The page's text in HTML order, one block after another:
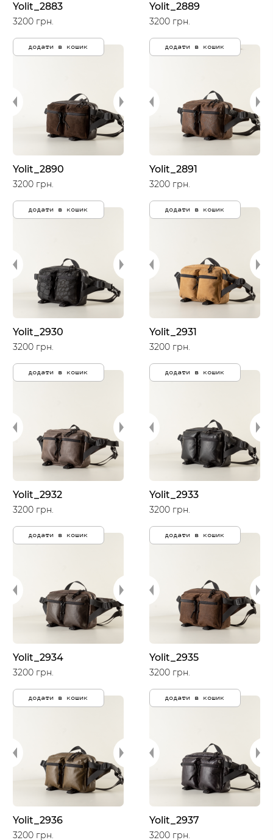
Yolit_2883
3200 грн.
додати в кошик
Yolit_2889
3200 грн.
додати в кошик
Yolit_2890
3200 грн.
додати в кошик
Yolit_2891
3200 грн.
додати в кошик
Yolit_2930
3200 грн.
додати в кошик
Yolit_2931
3200 грн.
додати в кошик
Yolit_2932
3200 грн.
додати в кошик
Yolit_2933
3200 грн.
додати в кошик
Yolit_2934
3200 грн.
додати в кошик
Yolit_2935
3200 грн.
додати в кошик
Yolit_2936
3200 грн.
Yolit_2937
3200 грн.